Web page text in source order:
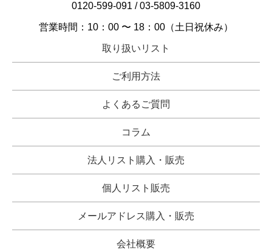
0120-599-091 /03-5809-3160
営業時間：10：00 〜 18：00（土日祝休み）
取り扱いリスト
ご利用方法
よくあるご質問
コラム
法人リスト購入・販売
個人リスト販売
メールアドレス購入・販売
会社概要